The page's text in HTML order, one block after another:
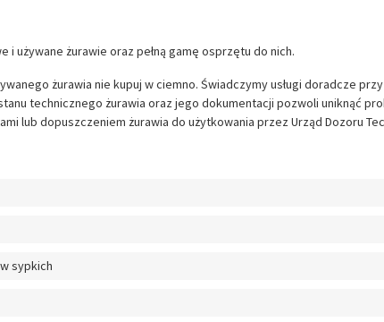
i używane żurawie oraz pełną gamę osprzętu do nich.
żurawia nie kupuj w ciemno. Świadczymy usługi doradcze
technicznego żurawia oraz jego dokumentacji pozwoli uniknąć
lub dopuszczeniem żurawia do użytkowania przez Urząd Dozoru
sypkich